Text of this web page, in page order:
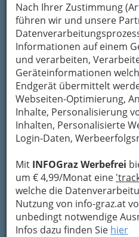
Nach Ihrer Zustimmung
führen wir und unsere
Informationen auf einem
und verarbeiten,
Geräteinformationen
Endgerät übermittelt
Webseiten-Optimierung,
Inhalte, Personalisierung
Inhalten, Personalisierte
Login-Daten,
Mit INFOGraz Werbefrei
um € 4,99/Monat eine
welche die
Nutzung von info-graz.at
unbedingt notwendige
Infos dazu finden Sie hier
Mein Name
Meine Email Adresse
Mein Betreff
Meine Nachricht